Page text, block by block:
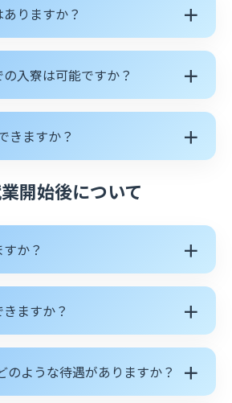
りますか？ ＋
入寮は可能ですか？ ＋
きますか？ ＋
開始後について
か？ ＋
ますか？ ＋
のような待遇がありますか？ ＋